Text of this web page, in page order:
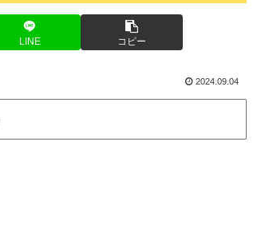
LINE コピー
2024.09.04